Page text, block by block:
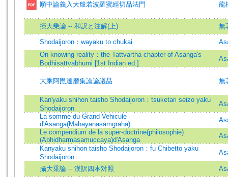
順中論義入大般若波羅蜜經切品法門 龍
摂大乗論 -- 和訳と注解(上) 無
Shodaijoron：wayaku to chukai
On knowing reality：the Tattvartha chapter of Asanga's
Bodhisattvabhumi [1st Indian ed.]
大乘阿毘達磨集論論議品 無
Kan'yaku shihon taisho Shodaijoron：tsuketari seizo yaku
Shodaijoron
La somme du Grand Vehicule
d'Asanga(Mahayanasamgraha)
Le compendium de la super-doctrine(philosophie)
(Abhidharmasamuccaya)d'Asanga
Kanyaku shihon taisho Shodaijoron：fu Chibetto yaku
Shodaijoron
攝大乗論 -- 漢訳四本対照